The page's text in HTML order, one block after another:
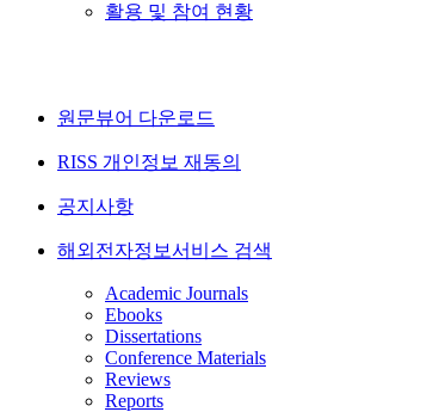
활용 및 참여 현황
원문뷰어 다운로드
RISS 개인정보 재동의
공지사항
해외전자정보서비스 검색
Academic Journals
Ebooks
Dissertations
Conference Materials
Reviews
Reports